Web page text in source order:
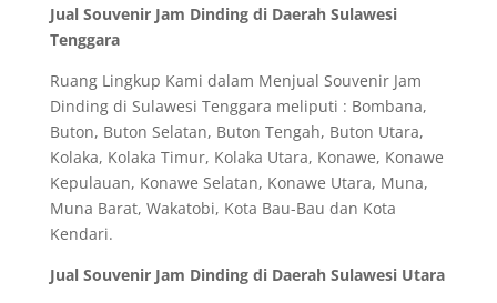
Jual Souvenir Jam Dinding di Daerah Sulawesi
Tenggara
Ruang Lingkup Kami dalam Menjual Souvenir Jam
Dinding di Sulawesi Tenggara meliputi : Bombana,
Buton, Buton Selatan, Buton Tengah, Buton Utara,
Kolaka, Kolaka Timur, Kolaka Utara, Konawe, Konawe
Kepulauan, Konawe Selatan, Konawe Utara, Muna,
Muna Barat, Wakatobi, Kota Bau-Bau dan Kota
Kendari.
Jual Souvenir Jam Dinding di Daerah Sulawesi Utara